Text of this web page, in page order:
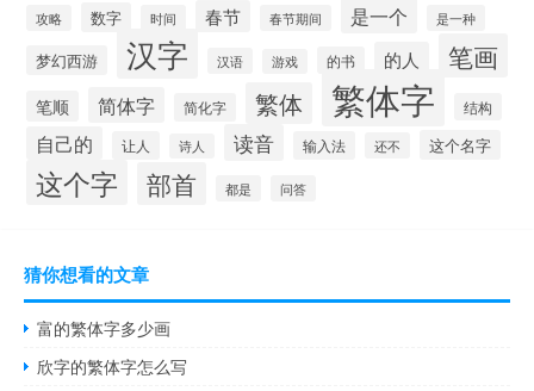
攻略 数字 时间 春节 春节期间 是一个 是一种
梦幻西游 汉字 汉语 游戏 的书 的人 笔画
笔顺 简体字 简化字 繁体 繁体字 结构
自己的 让人 诗人 读音 输入法 还不 这个名字
这个字 部首 都是 问答
猜你想看的文章
富的繁体字多少画
欣字的繁体字怎么写